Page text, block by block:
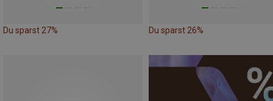
Du sparst 27% Du sparst 26%